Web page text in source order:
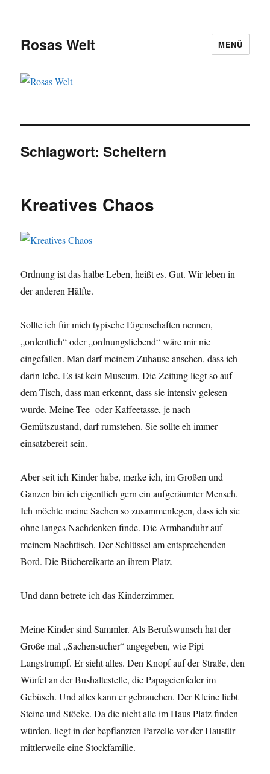
Rosas Welt MENÜ
Schlagwort:Scheitern
Kreatives Chaos
Ordnung ist das halbe Leben, heißt es. Gut. Wir leben in
der anderen Hälfte.
Sollte ich für mich typische Eigenschaften nennen,
„ordentlich“ oder „ordnungsliebend“ wäre mir nie
eingefallen. Man darf meinem Zuhause ansehen, dass ich
darin lebe. Es ist kein Museum. Die Zeitung liegt so auf
dem Tisch, dass man erkennt, dass sie intensiv gelesen
wurde. Meine Tee- oder Kaffeetasse, je nach
Gemütszustand, darf rumstehen. Sie sollte eh immer
einsatzbereit sein.
Aber seit ich Kinder habe, merke ich, im Großen und
Ganzen bin ich eigentlich gern ein aufgeräumter Mensch.
Ich möchte meine Sachen so zusammenlegen, dass ich sie
ohne langes Nachdenken finde. Die Armbanduhr auf
meinem Nachttisch. Der Schlüssel am entsprechenden
Bord. Die Büchereikarte an ihrem Platz.
Und dann betrete ich das Kinderzimmer.
Meine Kinder sind Sammler. Als Berufswunsch hat der
Große mal „Sachensucher“ angegeben, wie Pipi
Langstrumpf. Er sieht alles. Den Knopf auf der Straße, den
Würfel an der Bushaltestelle, die Papageienfeder im
Gebüsch. Und alles kann er gebrauchen. Der Kleine liebt
Steine und Stöcke. Da die nicht alle im Haus Platz finden
würden, liegt in der bepflanzten Parzelle vor der Haustür
mittlerweile eine Stockfamilie.